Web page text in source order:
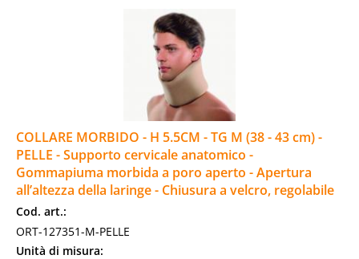
COLLARE MORBIDO - H 5.5CM - TG M (38 - 43 cm) -
PELLE - Supporto cervicale anatomico -
Gommapiuma morbida a poro aperto - Apertura
all’altezza della laringe - Chiusura a velcro, regolabile
Cod. art.:
ORT-127351-M-PELLE
Unità di misura: